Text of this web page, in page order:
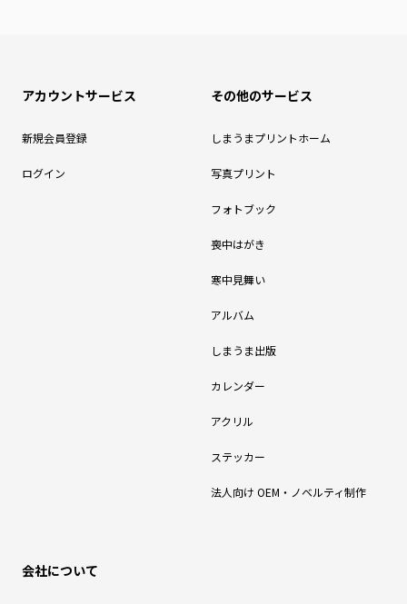
アカウントサービス
新規会員登録
ログイン
その他のサービス
しまうまプリントホーム
写真プリント
フォトブック
喪中はがき
寒中見舞い
アルバム
しまうま出版
カレンダー
アクリル
ステッカー
法人向け OEM・ノベルティ制作
会社について